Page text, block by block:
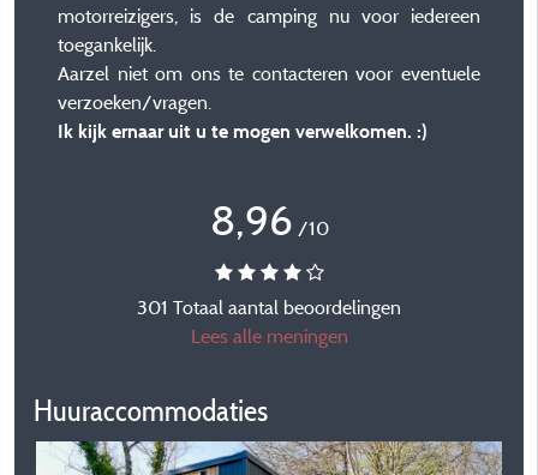
motorreizigers, is de camping nu voor iedereen
toegankelijk.
Aarzel niet om ons te contacteren voor eventuele
verzoeken/vragen.
Ik kijk ernaar uit u te mogen verwelkomen. :)
8,96 /10
301 Totaal aantal beoordelingen
Lees alle meningen
Huuraccommodaties